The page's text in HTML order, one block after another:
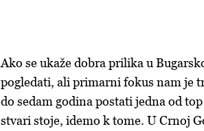
Ako se ukaže dobra prilika u
pogledati, ali primarni fokus nam je
do sedam godina postati jedna od
stvari stoje, idemo k tome. U Crnoj